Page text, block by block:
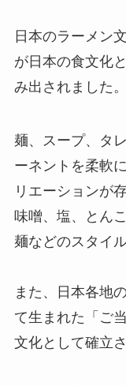
日本のラーメン
が日本の食文化
み出されました。
麺、スープ、タ
ーネントを柔軟
リエーションが
味噌、塩、とん
麺などのスタイ
また、日本各地
て生まれた「ご
文化として確立